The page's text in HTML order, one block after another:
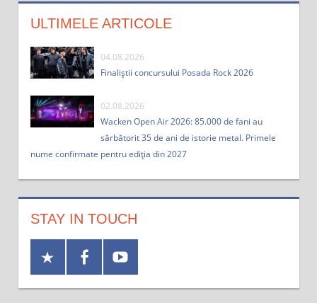
ULTIMELE ARTICOLE
04.08.2026
Finaliștii concursului Posada Rock 2026
02.08.2026
Wacken Open Air 2026: 85.000 de fani au
sărbătorit 35 de ani de istorie metal. Primele
nume confirmate pentru ediția din 2027
STAY IN TOUCH